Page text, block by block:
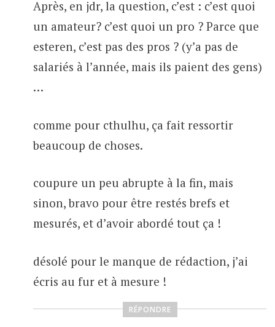
Après, en jdr, la question, c’est : c’est quoi
un amateur? c’est quoi un pro ? Parce que
esteren, c’est pas des pros ? (y’a pas de
salariés à l’année, mais ils paient des gens)
…
comme pour cthulhu, ça fait ressortir
beaucoup de choses.
coupure un peu abrupte à la fin, mais
sinon, bravo pour être restés brefs et
mesurés, et d’avoir abordé tout ça !
désolé pour le manque de rédaction, j’ai
écris au fur et à mesure !
RÉPONDRE